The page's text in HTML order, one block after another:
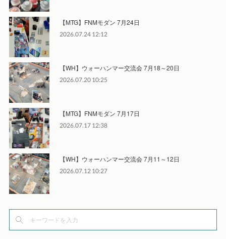
【MTG】FNMモダン 7月24日
2026.07.24 12:12
【WH】ウォーハンマー交流会 7月18～20日
2026.07.20 10:25
【MTG】FNMモダン 7月17日
2026.07.17 12:38
【WH】ウォーハンマー交流会 7月11～12日
2026.07.12 10:27